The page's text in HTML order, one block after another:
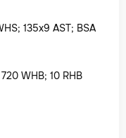
135x9 AST; BSA
WHB; 10 RHB